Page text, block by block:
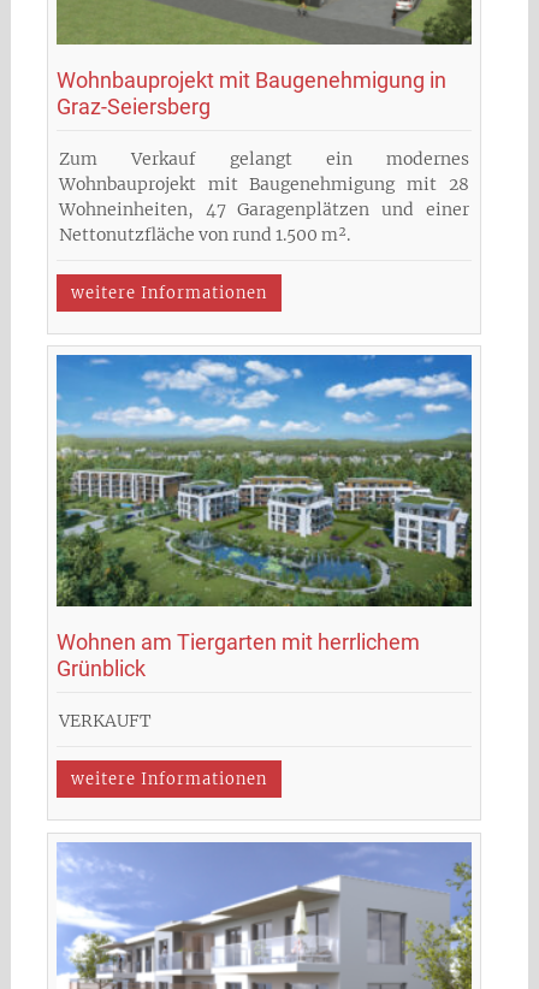
Wohnbauprojekt mit Baugenehmigung in
Graz-Seiersberg
Zum Verkauf gelangt ein modernes
Wohnbauprojekt mit Baugenehmigung mit 28
Wohneinheiten, 47 Garagenplätzen und einer
Nettonutzfläche von rund 1.500 m².
weitere Informationen
Wohnen am Tiergarten mit herrlichem
Grünblick
VERKAUFT
weitere Informationen